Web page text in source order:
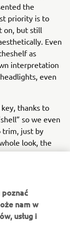
the
priority is to
on, but still
Even
as
interpretation
even
thanks to
so we even
trim, just by
look, the
on with 2 bolts
with
you like to
tank covers.
only make
tried to modify
nam w
usług i